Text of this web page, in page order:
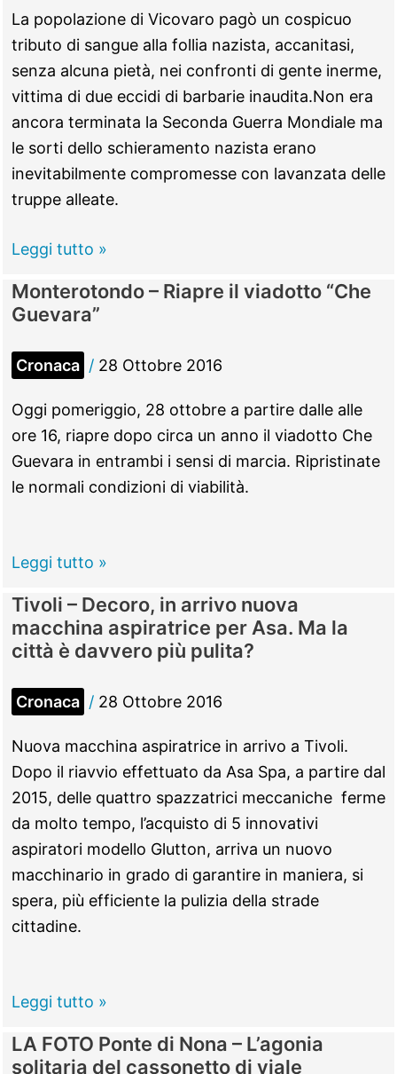
evento
sportivo
nel
2022
La popolazione di Vicovaro pagò un cospicuo
tributo di sangue alla follia nazista, accanitasi,
senza alcuna pietà, nei confronti di gente inerme,
vittima di due eccidi di barbarie inaudita.Non era
ancora terminata la Seconda Guerra Mondiale ma
le sorti dello schieramento nazista erano
inevitabilmente compromesse con lavanzata delle
truppe alleate.
Lo
che
a
Vicovaro
sono
avvenute
due
terribili
stragi
1944
Leggi tutto »
Monterotondo – Riapre il viadotto “Che
Guevara”
Cronaca / 28 Ottobre 2016
Oggi pomeriggio, 28 ottobre a partire dalle alle
ore 16, riapre dopo circa un anno il viadotto Che
Guevara in entrambi i sensi di marcia. Ripristinate
le normali condizioni di viabilità.
Monterotondo
Riapre
il
viadotto
“Che
Guevara”
Leggi tutto »
Tivoli – Decoro, in arrivo nuova
macchina aspiratrice per Asa. Ma la
città è davvero più pulita?
Cronaca / 28 Ottobre 2016
Nuova macchina aspiratrice in arrivo a Tivoli.
Dopo il riavvio effettuato da Asa Spa, a partire dal
2015, delle quattro spazzatrici meccaniche ferme
da molto tempo, l’acquisto di 5 innovativi
aspiratori modello Glutton, arriva un nuovo
macchinario in grado di garantire in maniera, si
spera, più efficiente la pulizia della strade
cittadine.
Tivoli
Decoro,
Leggi tutto »
LA FOTO Ponte di Nona – L’agonia
solitaria del cassonetto di viale